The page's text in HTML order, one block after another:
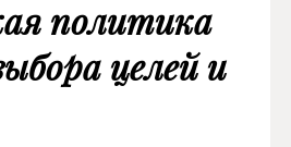
политика
целей и